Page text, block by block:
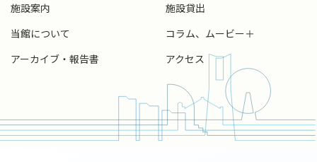
施設案内
施設貸出
当館について
コラム、ムービー＋
アーカイブ・報告書
アクセス